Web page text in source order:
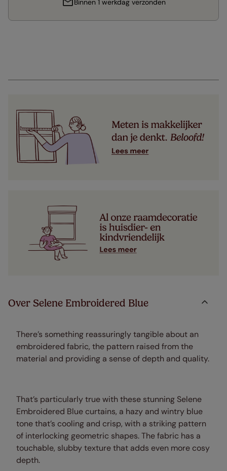
Binnen 1 werkdag verzonden
Over Selene Embroidered Blue
There’s something reassuringly tangible about an
embroidered fabric, the pattern raised from the
material and providing a sense of depth and quality.
That’s particularly true with these stunning Selene
Embroidered Blue curtains, a hazy and wintry blue
tone that’s cooling and crisp, with a striking pattern
of interlocking geometric shapes. The fabric has a
touchable, slubby texture that adds even more cosy
depth.